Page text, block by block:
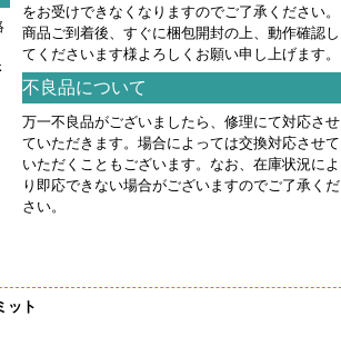
をお受けできなくなりますのでご了承ください。
商品ご到着後、すぐに梱包開封の上、動作確認し
てくださいます様よろしくお願い申し上げます。
不良品について
万一不良品がございましたら、修理にて対応させ
ていただきます。場合によっては交換対応させて
いただくこともございます。なお、在庫状況によ
り即応できない場合がございますのでご了承くだ
さい。
ット